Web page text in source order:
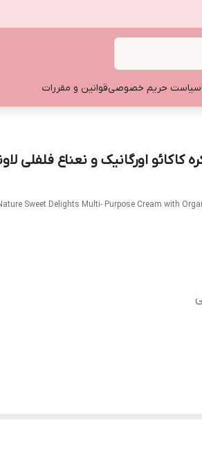
سیاست حریم خصوصیقوانین و مقررات
کاکائو اورگانیک و نعناع فلفلی
Sweet Delights Multi- Purpose Cream with